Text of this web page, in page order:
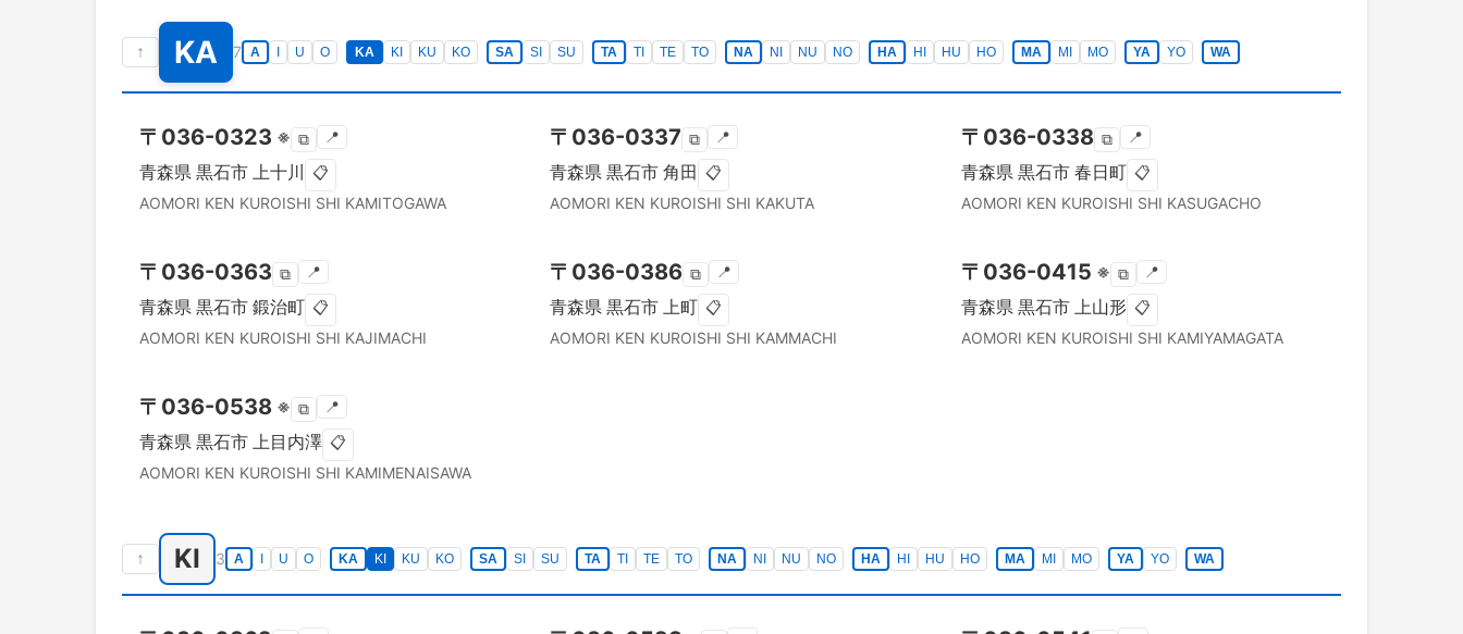
↑ KA 7 A U O KA KI KU KO SA SI SU TA TI TE TO NA NI NU NO HA HI HU HO MA MI MO YA YO WA
〒 036-0323 ※ ⧉ 📍
青森県 黒石市 上十川 📋
AOMORI KEN KUROISHI SHI KAMITOGAWA
〒 036-0337 ⧉ 📍
青森県 黒石市 角田 📋
AOMORI KEN KUROISHI SHI KAKUTA
〒 036-0338 ⧉ 📍
青森県 黒石市 春日町 📋
AOMORI KEN KUROISHI SHI KASUGACHO
〒 036-0363 ⧉ 📍
青森県 黒石市 鍛治町 📋
AOMORI KEN KUROISHI SHI KAJIMACHI
〒 036-0386 ⧉ 📍
青森県 黒石市 上町 📋
AOMORI KEN KUROISHI SHI KAMMACHI
〒 036-0415 ※ ⧉ 📍
青森県 黒石市 上山形 📋
AOMORI KEN KUROISHI SHI KAMIYAMAGATA
〒 036-0538 ※ ⧉ 📍
青森県 黒石市 上目内澤 📋
AOMORI KEN KUROISHI SHI KAMIMENAISAWA
↑ KI 3 A U O KA KI KU KO SA SI SU TA TI TE TO NA NI NU NO HA HI HU HO MA MI MO YA YO WA